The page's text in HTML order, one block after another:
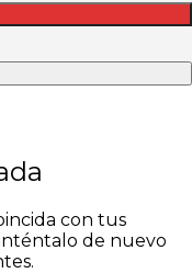
con tus
de nuevo